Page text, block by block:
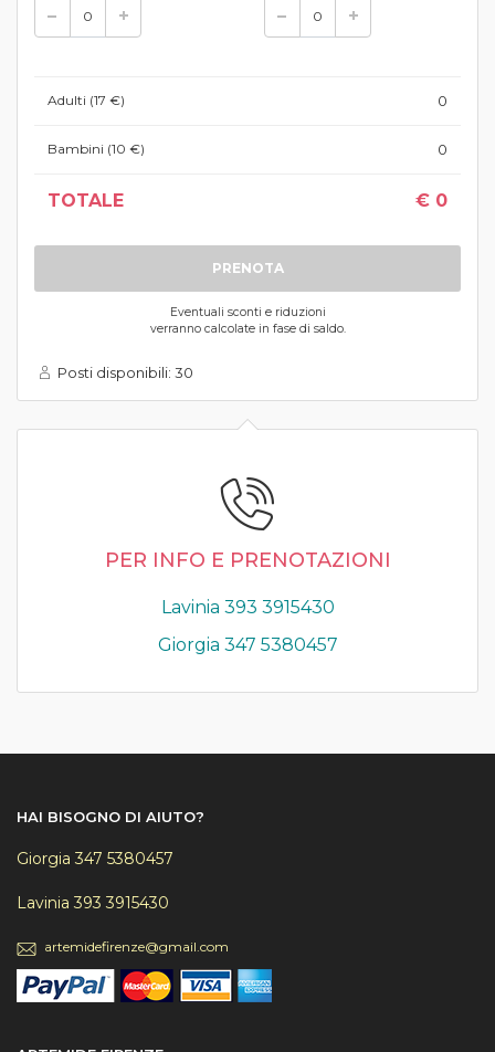
Adulti (17 €) 0
Bambini (10 €) 0
TOTALE € 0
PRENOTA
Eventuali sconti e riduzioni
verranno calcolate in fase di saldo.
Posti disponibili:30
PER INFO E PRENOTAZIONI
Lavinia 393 3915430
Giorgia 347 5380457
HAI BISOGNO DI AIUTO?
Giorgia 347 5380457
Lavinia 393 3915430
artemidefirenze@gmail.com